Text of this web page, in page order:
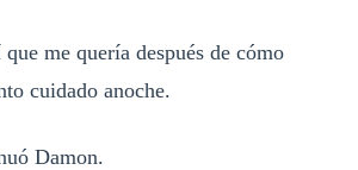
me quería después de cómo
cuidado anoche.
Damon.